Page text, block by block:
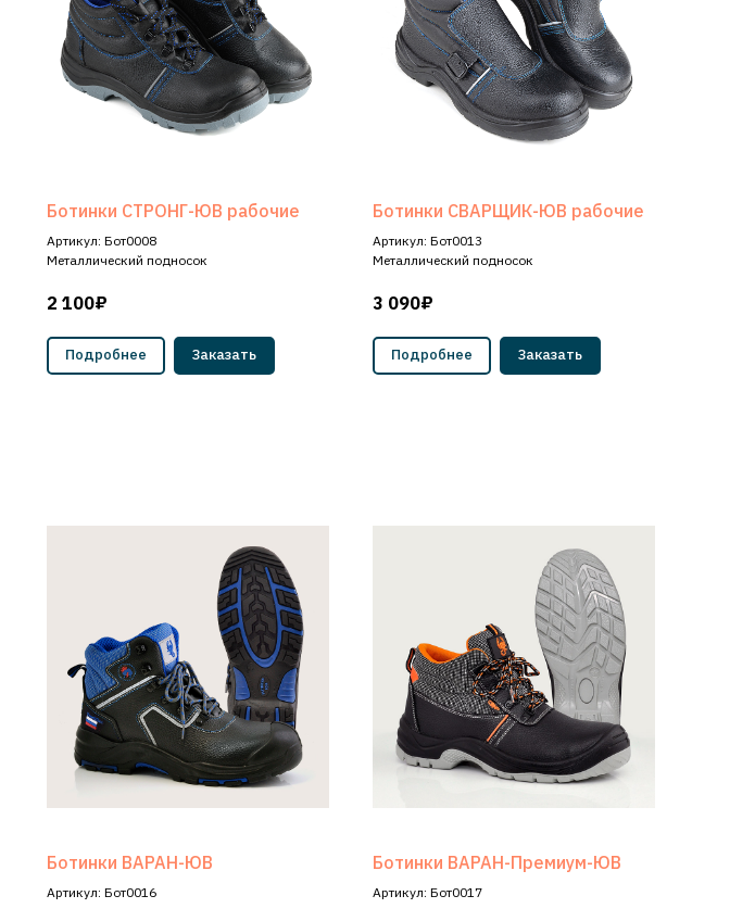
Ботинки СТРОНГ-ЮВ рабочие
Артикул: Бот0008
Металлический подносок
2 100₽
Подробнее Заказать
Ботинки СВАРЩИК-ЮВ рабочие
Артикул: Бот0013
Металлический подносок
3 090₽
Подробнее Заказать
Ботинки ВАРАН-ЮВ
Артикул: Бот0016
Ботинки ВАРАН-Премиум-ЮВ
Артикул: Бот0017